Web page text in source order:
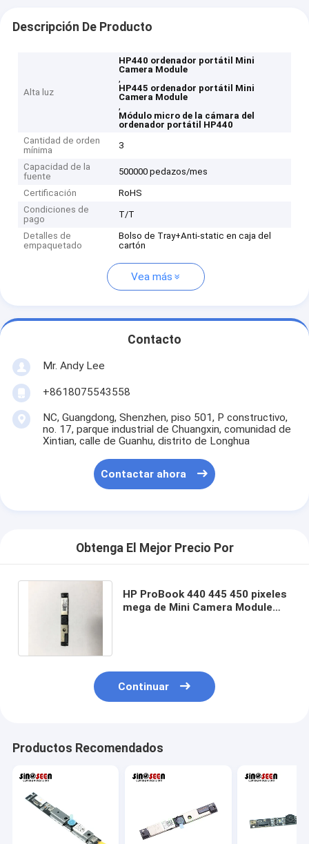
Descripción De Producto
Alta luz
HP440 ordenador portátil Mini
Camera Module
,
HP445 ordenador portátil Mini
Camera Module
,
Módulo micro de la cámara del
ordenador portátil HP440
Cantidad de orden
mínima
3
Capacidad de la
fuente
500000 pedazos/mes
Certificación
RoHS
Condiciones de
pago
T/T
Detalles de
empaquetado
Bolso de Tray+Anti-static en caja del
cartón
Vea más
Contacto
Mr. Andy Lee
+8618075543558
NC, Guangdong, Shenzhen, piso 501, P constructivo,
no. 17, parque industrial de Chuangxin, comunidad de
Xintian, calle de Guanhu, distrito de Longhua
Contactar ahora
Obtenga El Mejor Precio Por
HP ProBook 440 445 450 pixeles
mega de Mini Camera Module
Continuar
Productos Recomendados